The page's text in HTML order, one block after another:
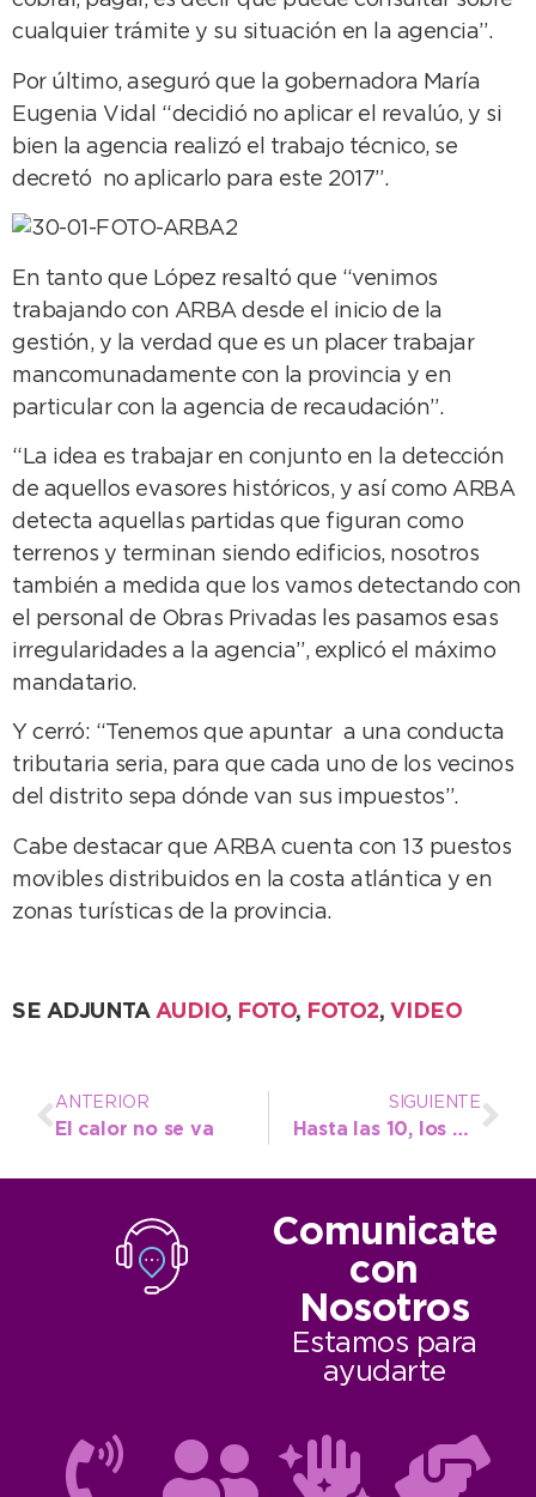
cualquier trámite y su situación en la agencia”.
Por último, aseguró que la gobernadora María
Eugenia Vidal “decidió no aplicar el revalúo, y si
bien la agencia realizó el trabajo técnico, se
decretó no aplicarlo para este 2017”.
En tanto que López resaltó que “venimos
trabajando con ARBA desde el inicio de la
gestión, y la verdad que es un placer trabajar
mancomunadamente con la provincia y en
particular con la agencia de recaudación”.
“La idea es trabajar en conjunto en la detección
de aquellos evasores históricos, y así como ARBA
detecta aquellas partidas que figuran como
terrenos y terminan siendo edificios, nosotros
también a medida que los vamos detectando con
el personal de Obras Privadas les pasamos esas
irregularidades a la agencia”, explicó el máximo
mandatario.
Y cerró: “Tenemos que apuntar a una conducta
tributaria seria, para que cada uno de los vecinos
del distrito sepa dónde van sus impuestos”.
Cabe destacar que ARBA cuenta con 13 puestos
movibles distribuidos en la costa atlántica y en
zonas turísticas de la provincia.
SE ADJUNTA AUDIO, FOTO, FOTO2, VIDEO
ANTERIOR
El calor no se va
SIGUIENTE
Hasta las 10, los barrios del noroeste estarán sin agua
Comunicate
con
Nosotros
Estamos para
ayudarte